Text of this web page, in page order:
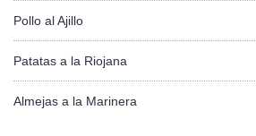
Pollo al Ajillo
Patatas a la Riojana
Almejas a la Marinera